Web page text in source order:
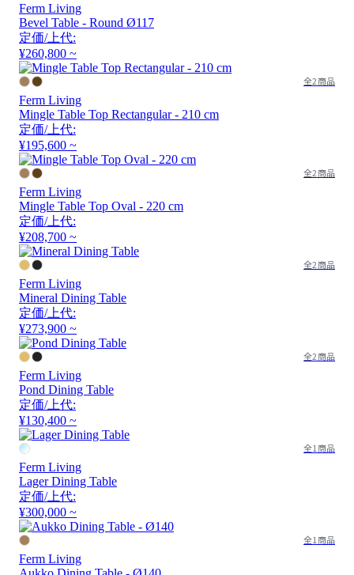
Ferm Living
Bevel Table - Round Ø117
定価/上代:
¥260,800 ~
全2商品
Ferm Living
Mingle Table Top Rectangular - 210 cm
定価/上代:
¥195,600 ~
全2商品
Ferm Living
Mingle Table Top Oval - 220 cm
定価/上代:
¥208,700 ~
全2商品
Ferm Living
Mineral Dining Table
定価/上代:
¥273,900 ~
全2商品
Ferm Living
Pond Dining Table
定価/上代:
¥130,400 ~
全1商品
Ferm Living
Lager Dining Table
定価/上代:
¥300,000 ~
全1商品
Ferm Living